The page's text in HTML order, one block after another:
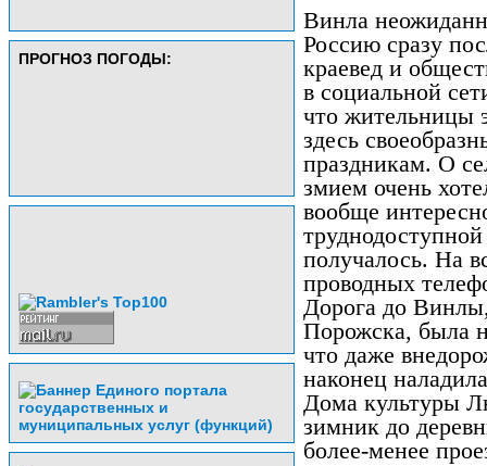
ПРОГНОЗ ПОГОДЫ:
Винла
Россию сразу
краевед и
в социальной
что жительницы
здесь
праздникам. О
змием очень
вообще
получалось. На
проводных
Дорога до
Порожска, была
что даже
наконец
Дома культуры
зимник до
более-менее